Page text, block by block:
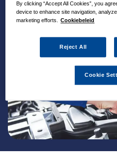
By clicking “Accept All Cookies”, you
device to enhance site navigation,
marketing efforts.
Cookiebeleid
Reject All
Cookie